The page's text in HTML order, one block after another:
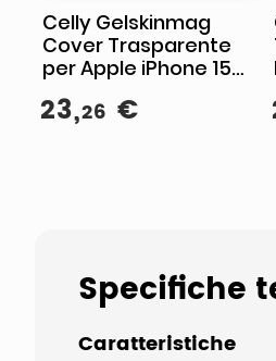
Celly Gelskinmag
Cover Trasparente
per Apple iPhone 15
Magsafe
23,26 €
Specifiche
Caratteristiche